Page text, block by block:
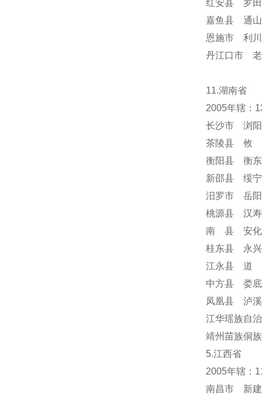
红安县 罗
嘉鱼县 通
恩施市 利
丹江口市
11.湖南省
2005年辖：
长沙市 浏
茶陵县 攸
衡阳县 衡
新邵县 绥
汨罗市 岳
桃源县 汉
南 县 安化
桂东县 永
江永县 道
中方县 娄
凤凰县 泸
江华瑶族自
靖州苗族侗
5.江西省
2005年辖：
南昌市 新